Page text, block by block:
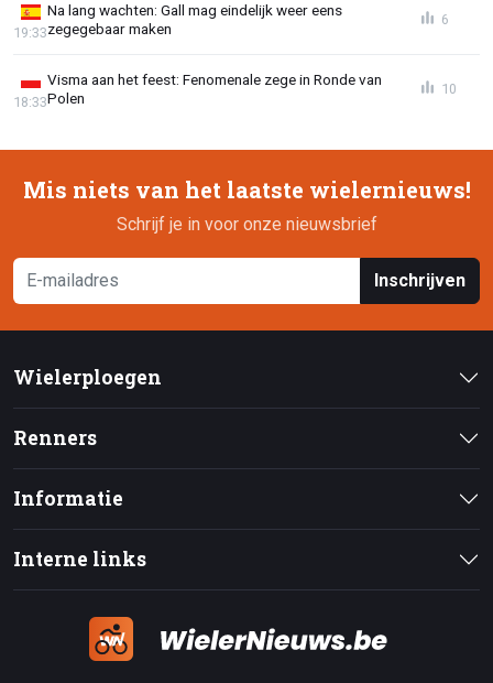
Na lang wachten: Gall mag eindelijk weer eens
zegegebaar maken
19:33
6
Visma aan het feest: Fenomenale zege in Ronde van
Polen
18:33
10
Mis niets van het laatste wielernieuws!
Schrijf je in voor onze nieuwsbrief
Inschrijven
Wielerploegen
Renners
Informatie
Interne links